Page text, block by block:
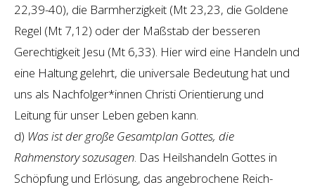
22,39-40), die Barmherzigkeit (Mt 23,23, die Goldene
Regel (Mt 7,12) oder der Maßstab der besseren
Gerechtigkeit Jesu (Mt 6,33). Hier wird eine Handeln und
eine Haltung gelehrt, die universale Bedeutung hat und
uns als Nachfolger*innen Christi Orientierung und
Leitung für unser Leben geben kann.
d) Was ist der große Gesamtplan Gottes, die
Rahmenstory sozusagen. Das Heilshandeln Gottes in
Schöpfung und Erlösung, das angebrochene Reich-